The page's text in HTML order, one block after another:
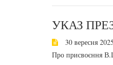
УКАЗ
30 вересня
Про присвоєння